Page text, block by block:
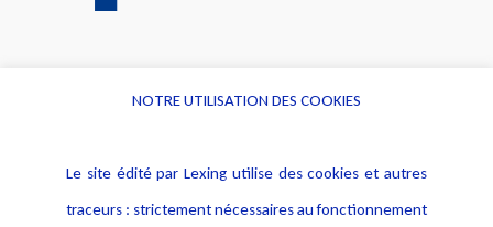
Alerte professionnelle
Déclaration d'accessibilité
NOTRE UTILISATION DES COOKIES
Le site édité par Lexing utilise des cookies et autres
traceurs : strictement nécessaires au fonctionnement